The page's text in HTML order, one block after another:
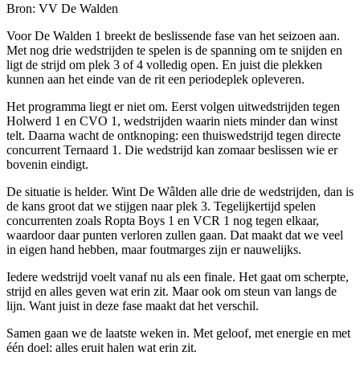
Bron: VV De Walden
Voor De Walden 1 breekt de beslissende fase van het seizoen aan.
Met nog drie wedstrijden te spelen is de spanning om te snijden en
ligt de strijd om plek 3 of 4 volledig open. En juist die plekken
kunnen aan het einde van de rit een periodeplek opleveren.
Het programma liegt er niet om. Eerst volgen uitwedstrijden tegen
Holwerd 1 en CVO 1, wedstrijden waarin niets minder dan winst
telt. Daarna wacht de ontknoping: een thuiswedstrijd tegen directe
concurrent Ternaard 1. Die wedstrijd kan zomaar beslissen wie er
bovenin eindigt.
De situatie is helder. Wint De Wâlden alle drie de wedstrijden, dan is
de kans groot dat we stijgen naar plek 3. Tegelijkertijd spelen
concurrenten zoals Ropta Boys 1 en VCR 1 nog tegen elkaar,
waardoor daar punten verloren zullen gaan. Dat maakt dat we veel
in eigen hand hebben, maar foutmarges zijn er nauwelijks.
Iedere wedstrijd voelt vanaf nu als een finale. Het gaat om scherpte,
strijd en alles geven wat erin zit. Maar ook om steun van langs de
lijn. Want juist in deze fase maakt dat het verschil.
Samen gaan we de laatste weken in. Met geloof, met energie en met
één doel: alles eruit halen wat erin zit.